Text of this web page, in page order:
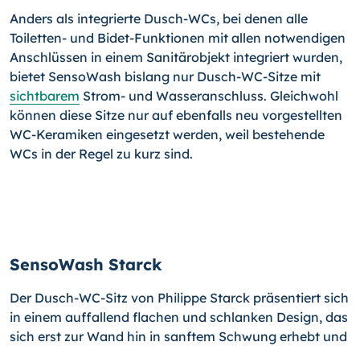
Anders als integrierte Dusch-WCs, bei denen alle
Toiletten- und Bidet-Funktionen mit allen notwendigen
Anschlüssen in einem Sanitärobjekt integriert wurden,
bietet SensoWash bislang nur Dusch-WC-Sitze mit
sichtbarem Strom- und Wasseranschluss. Gleichwohl
können diese Sitze nur auf ebenfalls neu vorgestellten
WC-Keramiken eingesetzt werden, weil bestehende
WCs in der Regel zu kurz sind.
SensoWash Starck
Der Dusch-WC-Sitz von Philippe Starck präsentiert sich
in einem auffallend flachen und schlanken Design, das
sich erst zur Wand hin in sanftem Schwung erhebt und